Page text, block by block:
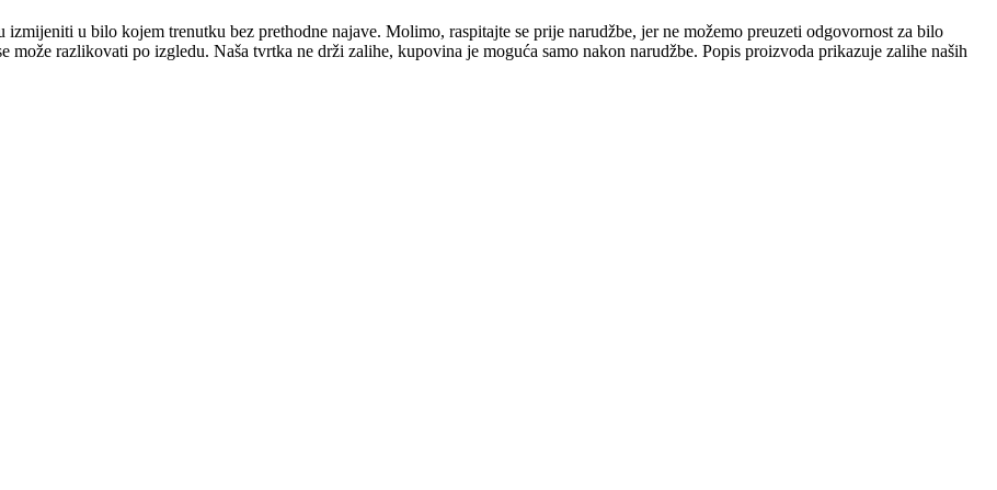
u bilo kojem trenutku bez prethodne najave. Molimo, raspitajte se prije narudžbe, jer ne možemo preuzeti odgovornost za bilo
razlikovati po izgledu. Naša tvrtka ne drži zalihe, kupovina je moguća samo nakon narudžbe. Popis proizvoda prikazuje zalihe naših